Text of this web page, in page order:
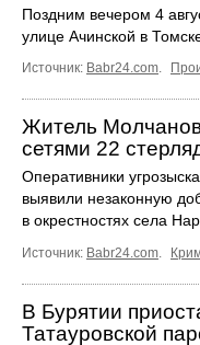
Поздним вечером 4
улице Ачинской в
Источник: Babr24.com.
Житель
сетями 22
Оперативники
выявили незаконную
в окрестностях села
Источник: Babr24.com
В Бурятии
Татауровской